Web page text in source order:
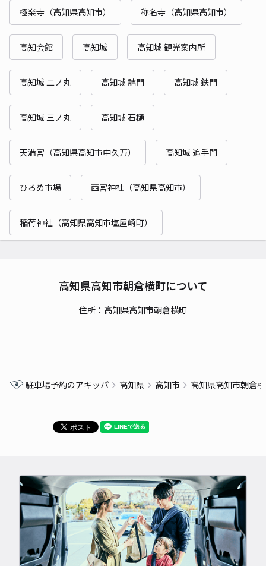
極楽寺（高知県高知市） 称名寺（高知県高知市）
高知会館 高知城 高知城 観光案内所
高知城 二ノ丸 高知城 詰門 高知城 鉄門
高知城 三ノ丸 高知城 石樋
天満宮（高知県高知市中久万） 高知城 追手門
ひろめ市場 西宮神社（高知県高知市）
稲荷神社（高知県高知市塩屋崎町）
高知県高知市朝倉横町について
住所：高知県高知市朝倉横町
駐車場予約のアキッパ 高知県 高知市 高知県高知市朝倉